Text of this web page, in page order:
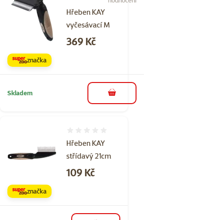
Hřeben KAY
vyčesávací M
Cena
369 Kč
značka
Skladem do košíku
Hřeben KAY
střídavý 21cm
Cena
109 Kč
značka